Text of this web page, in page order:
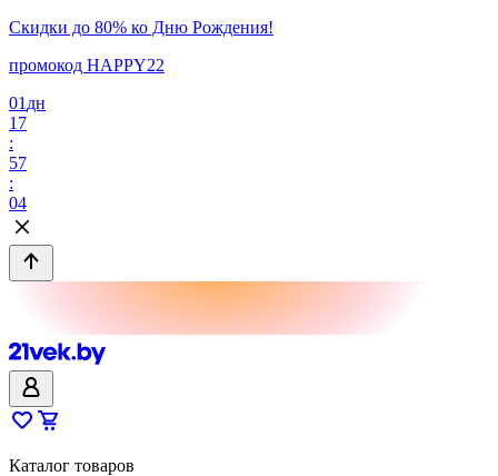
Скидки до 80% ко Дню Рождения!
промокод HAPPY22
01 дн
17
:
57
:
04
Каталог товаров